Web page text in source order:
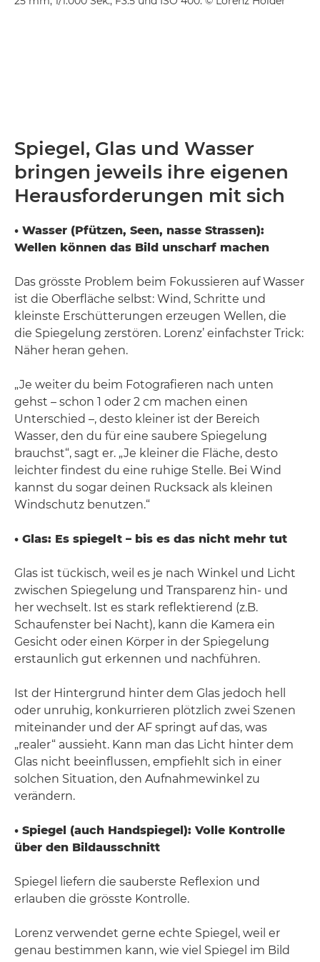
Spiegel, Glas und Wasser
bringen jeweils ihre eigenen
Herausforderungen mit sich
• Wasser (Pfützen, Seen, nasse Strassen):
Wellen können das Bild unscharf machen
Das grösste Problem beim Fokussieren auf Wasser
ist die Oberfläche selbst: Wind, Schritte und
kleinste Erschütterungen erzeugen Wellen, die
die Spiegelung zerstören. Lorenz’ einfachster Trick:
Näher heran gehen.
„Je weiter du beim Fotografieren nach unten
gehst – schon 1 oder 2 cm machen einen
Unterschied –, desto kleiner ist der Bereich
Wasser, den du für eine saubere Spiegelung
brauchst“, sagt er. „Je kleiner die Fläche, desto
leichter findest du eine ruhige Stelle. Bei Wind
kannst du sogar deinen Rucksack als kleinen
Windschutz benutzen.“
• Glas: Es spiegelt – bis es das nicht mehr tut
Glas ist tückisch, weil es je nach Winkel und Licht
zwischen Spiegelung und Transparenz hin- und
her wechselt. Ist es stark reflektierend (z.B.
Schaufenster bei Nacht), kann die Kamera ein
Gesicht oder einen Körper in der Spiegelung
erstaunlich gut erkennen und nachführen.
Ist der Hintergrund hinter dem Glas jedoch hell
oder unruhig, konkurrieren plötzlich zwei Szenen
miteinander und der AF springt auf das, was
„realer“ aussieht. Kann man das Licht hinter dem
Glas nicht beeinflussen, empfiehlt sich in einer
solchen Situation, den Aufnahmewinkel zu
verändern.
• Spiegel (auch Handspiegel): Volle Kontrolle
über den Bildausschnitt
Spiegel liefern die sauberste Reflexion und
erlauben die grösste Kontrolle.
Lorenz verwendet gerne echte Spiegel, weil er
genau bestimmen kann, wie viel Spiegel im Bild